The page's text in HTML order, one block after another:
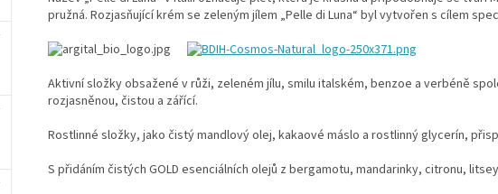
pružná. Rozjasňující krém se zeleným jílem „Pelle di Luna“ byl vytvořen s cílem
Aktivní složky obsažené v růži, zeleném jílu, smilu italském, benzoe a verbéně
rozjasněnou, čistou a zářící.
Rostlinné složky, jako čistý mandlový olej, kakaové máslo a rostlinný glycerín,
S přidáním čistých GOLD esenciálních olejů z bergamotu, mandarinky, citronu,